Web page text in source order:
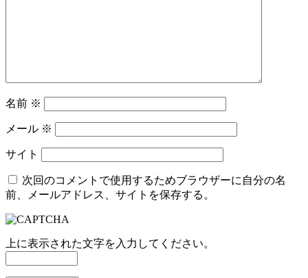
名前 ※
メール ※
サイト
次回のコメントで使用するためブラウザーに自分の名
前、メールアドレス、サイトを保存する。
上に表示された文字を入力してください。